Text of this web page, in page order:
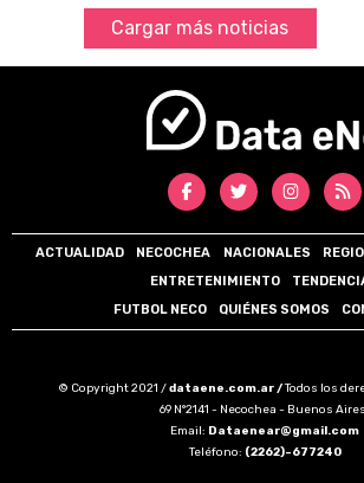
Cargar más noticias
ACTUALIDAD NECOCHEA NACIONALES
ENTRETENIMIENTO
FUTBOL NECO
QUIÉNES SOMOS
© Copyright 2021 /dataene.com.ar /Todos los
69 N°2141 - Necochea - Buenos
Email: Dataenear@gmail.com
Teléfono: (2262)-677240